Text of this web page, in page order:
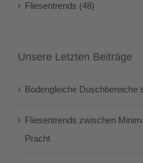
Fliesentrends (48)
Unsere Letzten Beiträge
Bodengleiche Duschbereiche
Fliesentrends zwischen
Pracht